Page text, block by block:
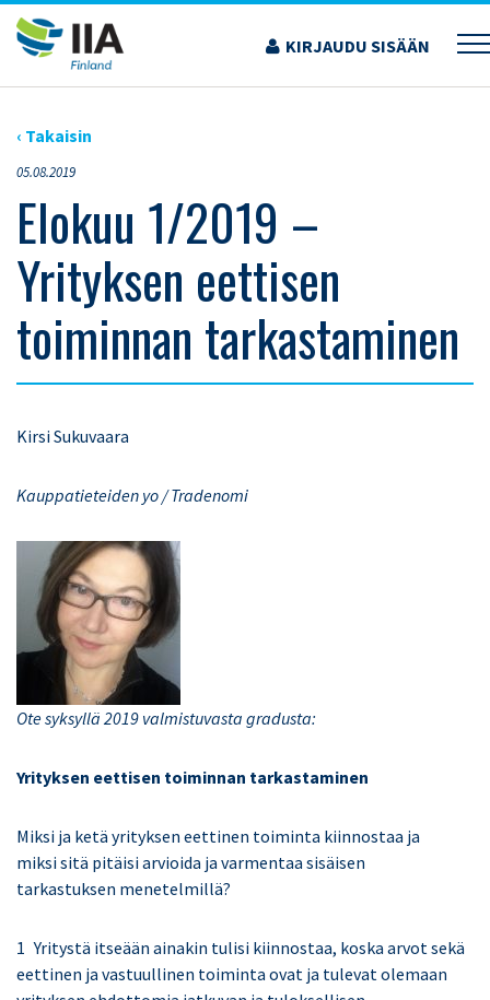
Siirry
sisältöön
KIRJAUDU SISÄÄN
›AJANKOHTAISET ARTIKKELIT
ELOKUU 1/2019 – YRITYKSEN EETTISEN
TOIMINNAN TARKASTAMINEN
‹ Takaisin
05.08.2019
Elokuu 1/2019 –
Yrityksen eettisen
toiminnan tarkastaminen
Kirsi Sukuvaara
Kauppatieteiden yo / Tradenomi
Ote syksyllä 2019 valmistuvasta gradusta:
Yrityksen eettisen toiminnan tarkastaminen
Miksi ja ketä yrityksen eettinen toiminta kiinnostaa ja
miksi sitä pitäisi arvioida ja varmentaa sisäisen
tarkastuksen menetelmillä?
Yritystä itseään ainakin tulisi kiinnostaa, koska arvot sekä
eettinen ja vastuullinen toiminta ovat ja tulevat olemaan